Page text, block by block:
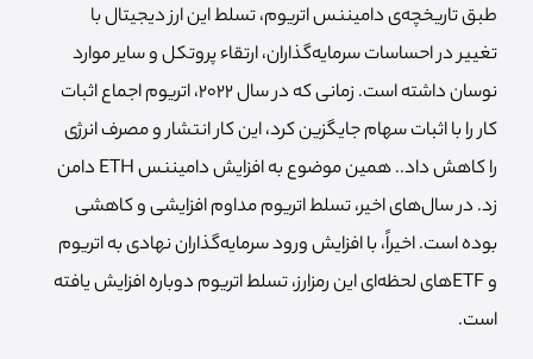
طبق تاریخچه‌ی دامیننس اتریوم، تسلط این ارز دیجیتال با
تغییر در احساسات سرمایه‌گذاران، ارتقاء پروتکل و سایر موارد
نوسان داشته است. زمانی که در سال ۲۰۲۲، اتریوم اجماع اثبات
کار را با اثبات سهام جایگزین کرد، این کار انتشار و مصرف انرژی
را کاهش داد.. همین موضوع به افزایش دامیننس ETH دامن
زد. در سال‌های اخیر، تسلط اتریوم مداوم افزایشی و کاهشی
بوده است. اخیراً، با افزایش ورود سرمایه‌گذاران نهادی به اتریوم
و ETFهای لحظه‌ای این رمزارز، تسلط اتریوم دوباره افزایش یافته
است.